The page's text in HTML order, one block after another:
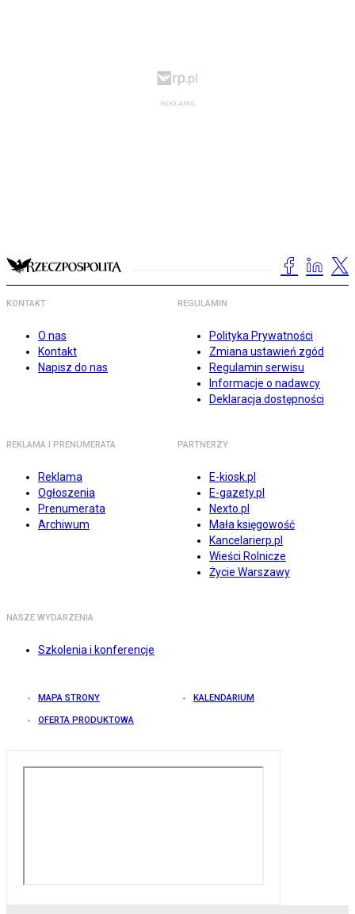
KONTAKT
O nas
Kontakt
Napisz do nas
REGULAMIN
Polityka Prywatności
Zmiana ustawień zgód
Regulamin serwisu
Informacje o nadawcy
Deklaracja dostępności
REKLAMA I PRENUMERATA
Reklama
Ogłoszenia
Prenumerata
Archiwum
PARTNERZY
E-kiosk.pl
E-gazety.pl
Nexto.pl
Mała księgowość
Kancelarierp.pl
Wieści Rolnicze
Życie Warszawy
NASZE WYDARZENIA
Szkolenia i konferencje
MAPA STRONY KALENDARIUM
OFERTA PRODUKTOWA